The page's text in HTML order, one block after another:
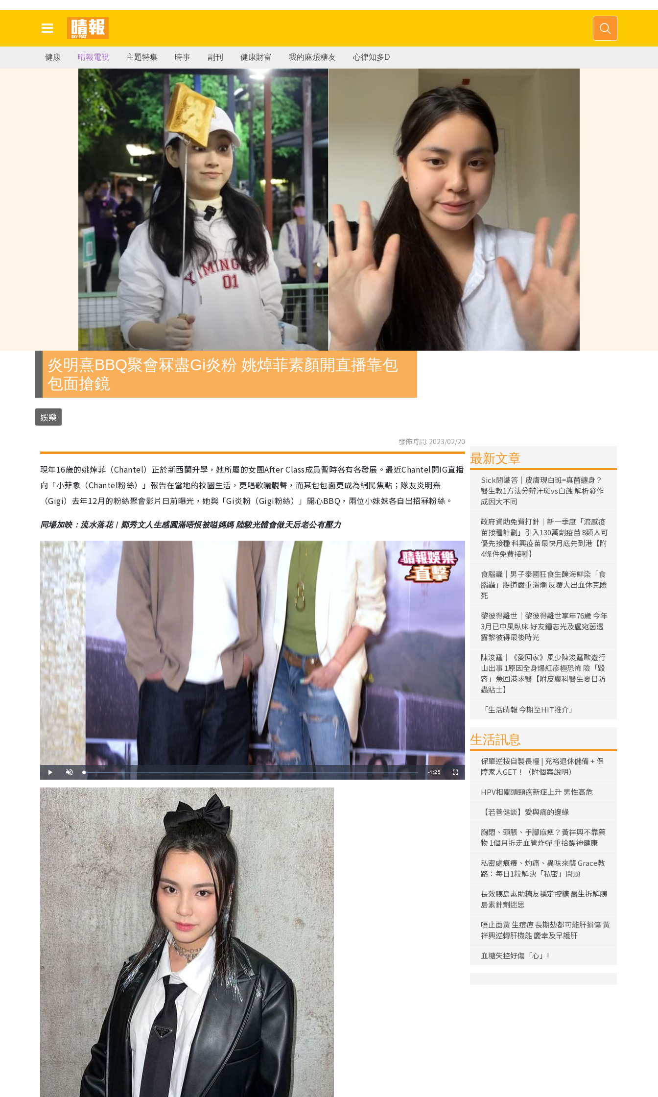
健康 晴報電視 主題特集 時事 副刊 健康財富 我的麻煩糖友 心律知多D
炎明熹BBQ聚會冧盡Gi炎粉 姚焯菲素顏開直播靠包
包面搶鏡
娛樂
發佈時間: 2023/02/20
現年16歲的姚焯菲（Chantel）正於新西蘭升學，她所屬的女團After Class成員暫時各有各發展。最近Chantel開IG直播
向「小菲象（Chantel粉絲）」報告在當地的校園生活，更唱歌曬靚聲，而其包包面更成為網民焦點；隊友炎明熹
（Gigi）去年12月的粉絲聚會影片日前曝光，她與「Gi炎粉（Gigi粉絲）」開心BBQ，兩位小妹妹各自出招冧粉絲。
同場加映：流水落花︳鄭秀文人生感圓滿唔恨被嗌媽媽 陸駿光體會做天后老公有壓力
播
放
開
啟
效
載
入
畢
:
1
2
.
2
3
%
剩
-4:25
全
螢
最新文章
Sick問識答｜皮膚現白斑=真菌纏身？
醫生教1方法分辨汗斑vs白蝕 解析發作
成因大不同
政府資助免費打針｜新一季度「流感疫
苗接種計劃」引入130萬劑疫苗 8類人可
優先接種 科興疫苗最快月底先到港【附
4條件免費接種】
食腦蟲｜男子泰國狂食生醃海鮮染「食
腦蟲」腸道嚴重潰爛 反覆大出血休克險
死
黎彼得離世｜黎彼得離世享年76歲 今年
3月已中風臥床 好友鍾志光及盧宛茵透
露黎彼得最後時光
陳浚霆｜《愛回家》風少陳浚霆歐遊行
山出事 1原因全身爆紅疹極恐怖 險「毀
容」急回港求醫【附皮膚科醫生夏日防
蟲貼士】
「生活晴報 今期至HIT推介」
生活訊息
保單逆按自製長糧 | 充裕退休儲備 + 保
障家人GET！（附個案說明）
HPV相關頭頸癌新症上升 男性高危
【若善健談】愛與痛的邊緣
胸悶、頭脹、手腳麻痺？黃祥興不靠藥
物 1個月拆走血管炸彈 重拾醒神健康
私密處痕癢、灼痛、異味來襲 Grace教
路：每日1粒解決「私密」問題
長效胰島素助糖友穩定控糖 醫生拆解胰
島素針劑迷思
唔止面黃 生痘痘 長期攰都可能肝損傷 黃
祥興逆轉肝機能 慶幸及早護肝
血糖失控好傷「心」!